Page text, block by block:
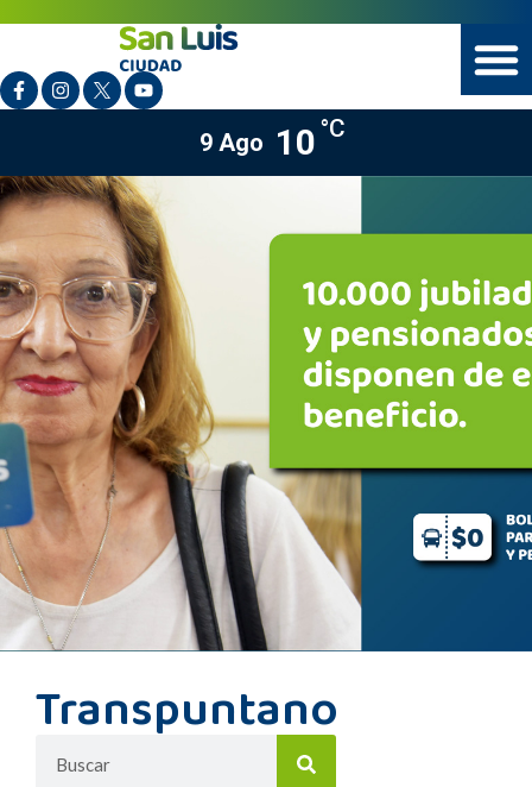
9 Ago 10 °C
Transpuntano